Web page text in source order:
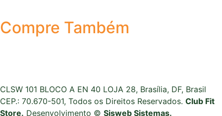
Compre Também
CLSW 101 BLOCO A EN 40 LOJA 28, Brasília, DF, Brasil
CEP.: 70.670-501, Todos os Direitos Reservados. Club Fit
Store. Desenvolvimento © Sisweb Sistemas.